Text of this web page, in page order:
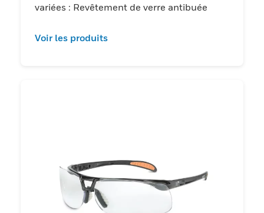
variées : Revêtement de verre antibuée
Voir les produits